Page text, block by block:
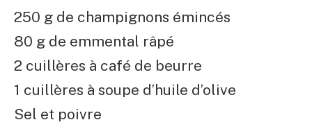
250 g de champignons émincés
80 g de emmental râpé
2 cuillères à café de beurre
1 cuillères à soupe d’huile d’olive
Sel et poivre